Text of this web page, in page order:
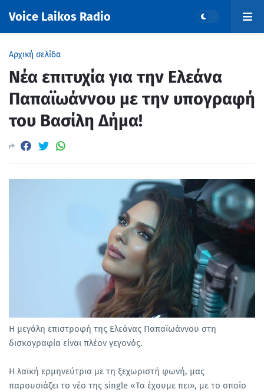
Voice Laikos Radio
Αρχική σελίδα
Νέα επιτυχία για την Ελεάνα
Παπαϊωάννου με την υπογραφή
του Βασίλη Δήμα!
Η μεγάλη επιστροφή της Ελεάνας Παπαϊωάννου στη
δισκογραφία είναι πλέον γεγονός.
Η λαϊκή ερμηνεύτρια με τη ξεχωριστή φωνή, μας
παρουσιάζει το νέο της single «Τα έχουμε πει», με το οποίο